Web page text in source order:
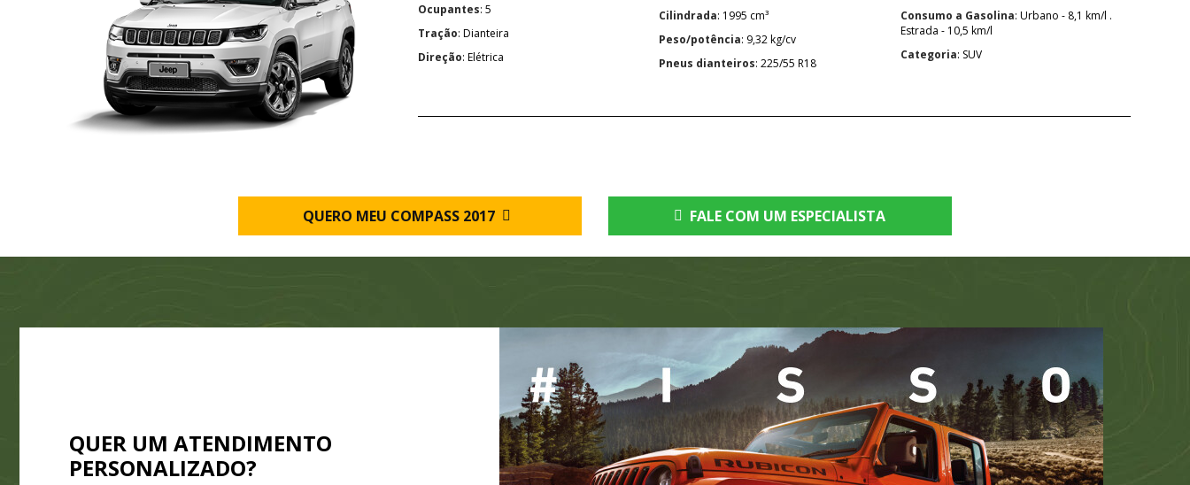
Ocupantes : 5
Tração : Dianteira
Direção : Elétrica
Cilindrada : 1995 cm³
Peso/potência : 9,32 kg/cv
Pneus dianteiros : 225/55 R18
Consumo a Gasolina: Urbano - 8,1 km/l .
Estrada - 10,5 km/l
Categoria : SUV
QUERO MEU COMPASS 2017 FALE COM UM ESPECIALISTA
QUER UM ATENDIMENTO
PERSONALIZADO?